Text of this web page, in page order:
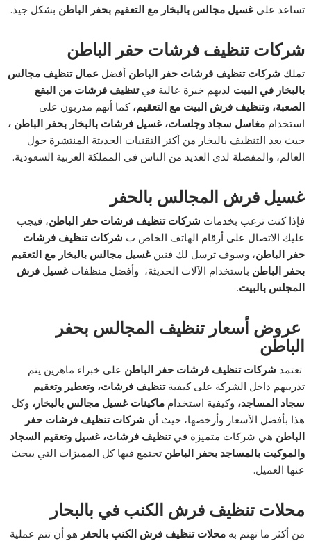
تساعد علىغسيل مجالس بالبخار مع التعقيم بحفر الباطن بشكل جيد.
شركات تنظيف فرشات حفر الباطن
تملك شركات تنظيف فرشات حفر الباطنأفضل عمال تنظيف مجالس
بالبخار في البيت لديهم خبرة عالية فيتنظيف فرشات من البقع
الصعبة، وتنظيف فرش البيت مع التعقيم،كما أنهم مدربون على
استخداممغاسل سجاد وجلسات، غسيل فرشات بالبخار بحفر الباطن ،
حيث يعد التنظيف بالبخار من أكثر التقنيات الحديثة المنتشرة حول
العالم، والمفضلة لدي العديد من الناس في المملكة العربية السعودية.
غسيل فرش المجالس بالحفر
فإذا كنت ترغب بخدمات شركات تنظيف فرشات حفر الباطن، فيجب
عليك الاتصال على أرقام الهاتف الخاص ب شركات تنظيف فرشات
حفر الباطن، وسوف ترسل لك فنينغسيل مجالس بالبخار مع التعقيم
بحفر الباطن باستخدام الآلات الحديثة، وأفضل منظفاتغسيل فرش
المجلس بالبيت.
عروض أسعار تنظيف المجالس بحفر
الباطن
تعتمد شركات تنظيف فرشات حفر الباطن على خبراء ماهرين يتم
تدريبهم داخل الشركة على كيفيةتنظيف فرشات، وتعطير وتعقيم
سجاد المساجد، وكيفية استخدامماكينات غسيل مجالس بالبخار، وكل
هذا بأفضل الأسعار وأرخصها، حيث أن شركات تنظيف فرشات حفر
الباطن هي شركات متميزة فيتنظيف فرشات، غسيل وتعقيم السجاد
والموكيت بالمساجد بحفر الباطنتجتمع فيها كل المميزات التي يبحث
عنها العميل.
محلات تنظيف فرش الكنب في بالبحار
من أكثر ما تهتم بهمحلات تنظيف فرش الكنب بالحفر هو أن تتم عملية